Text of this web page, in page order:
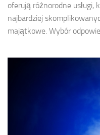
oferują różnorodne
najbardziej
majątkowe. Wybór